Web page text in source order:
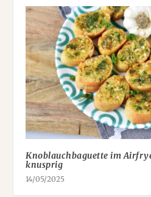
Knoblauchbaguette im
knusprig
14/05/2025